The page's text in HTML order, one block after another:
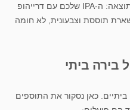
להפחית מאוד את סיכון החמצון. התוצאה: ה-IPA שלכם עם דרייהופ
תוססת וצבעונית, לא חומה
בירה ביתי
ביתיים. כאן נסקור את התוספים